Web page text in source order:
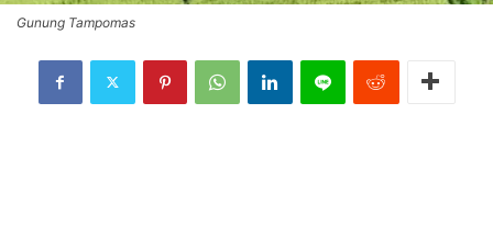
Gunung Tampomas